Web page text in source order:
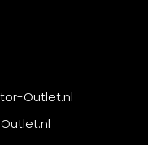
Outlet.nl